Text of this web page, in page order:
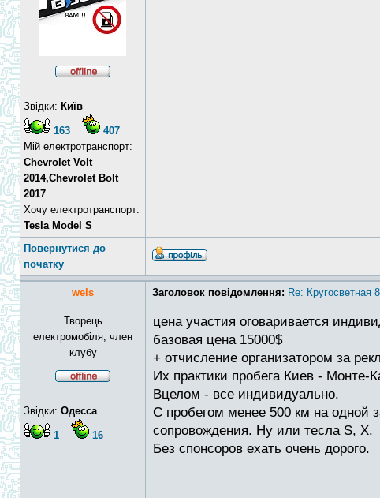
Звідки: Київ
163
407
Мій електротранспорт:
Chevrolet Volt
2014,Chevrolet Bolt
2017
Хочу електротранспорт:
Tesla Model S
Повернутися до
початку
wels Заголовок повідомлення: Re: Кругосветная
Творець
електромобіля, член
клубу
Звідки: Одесса
1 16
цена участия оговаривается
базовая цена 15000$
+ отчисление организатором за
Их практики пробега Киев - Монте-
Вцелом - все индивидуально.
С пробегом менее 500 км на одной
сопровождения. Ну или тесла S, X.
Без спонсоров ехать очень дорого.